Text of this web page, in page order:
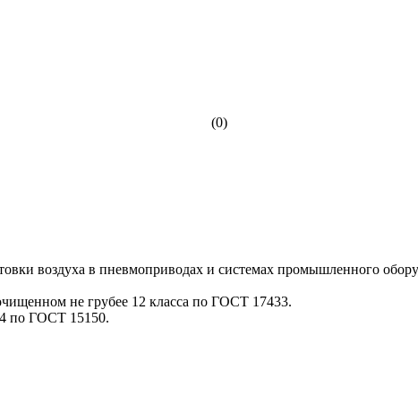
(0)
воздуха в пневмоприводах и системах промышленного
не грубее 12 класса по ГОСТ 17433.
по ГОСТ 15150.